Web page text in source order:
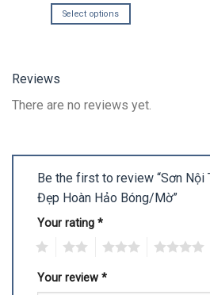
Select options
Reviews
There are no reviews yet.
Be the first to review “Sơn
Đẹp Hoàn Hảo Bóng/Mờ”
Your rating *
Your review *